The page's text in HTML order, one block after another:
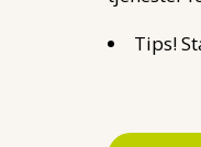
Tips!